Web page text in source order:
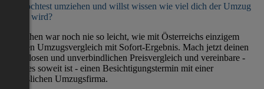
Du möchtest umziehen und willst wissen wie viel dich der Umzug
kosten wird?
Umziehen war noch nie so leicht, wie mit Österreichs einzigem
direkten Umzugsvergleich mit Sofort-Ergebnis. Mach jetzt deinen
kostenlosen und unverbindlichen Preisvergleich und vereinbare -
wenn es soweit ist - einen Besichtigungstermin mit einer
verlässlichen Umzugsfirma.